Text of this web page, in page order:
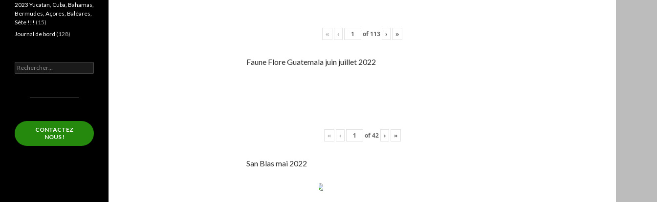
« ‹ of 113 › »
Faune Flore Guatemala juin juillet 2022
« ‹ of42 › »
San Blas mai 2022
2023 Yucatan, Cuba, Bahamas,
Bermudes, Açores, Baléares,
Sète !!! (15)
Journal de bord (128)
Rechercher :
CONTACTEZ
NOUS !